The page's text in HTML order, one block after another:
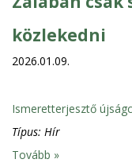
közlekedni
2026.01.09.
Ismeretterjesztő
Típus: Hír
Tovább »